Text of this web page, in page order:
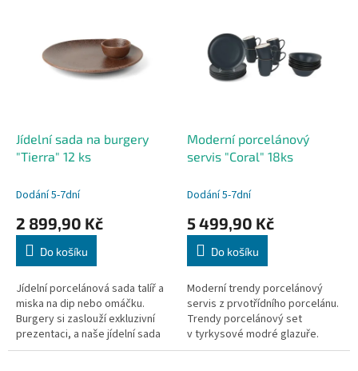
Jídelní sada na burgery
"Tierra" 12 ks
Dodání 5-7dní
2 899,90 Kč
Do košíku
Jídelní porcelánová sada talíř a
miska na dip nebo omáčku.
Burgery si zaslouží exkluzivní
prezentaci, a naše jídelní sada
splní všechna očekávání. Každý
Moderní porcelánový
servis "Coral" 18ks
Dodání 5-7dní
5 499,90 Kč
Do košíku
Moderní trendy porcelánový
servis z prvotřídního porcelánu.
Trendy porcelánový set
v tyrkysové modré glazuře.
Velikostí ideální na snídaně nebo